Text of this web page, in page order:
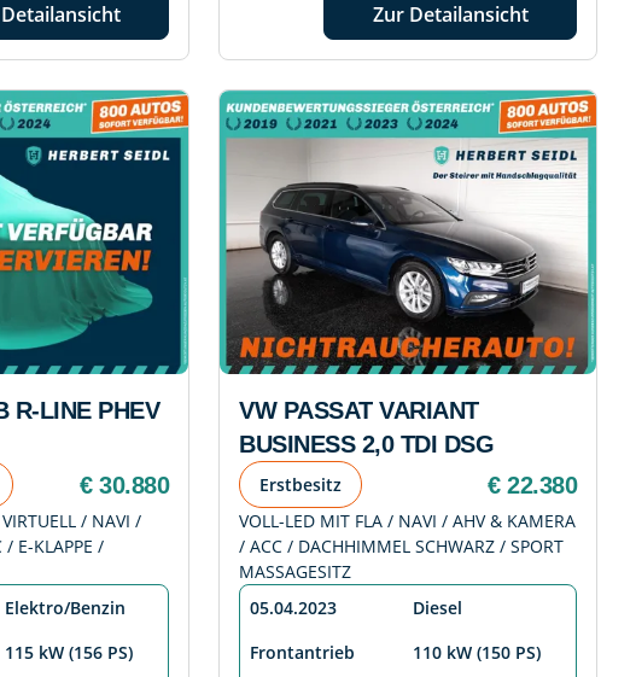
Zur Detailansicht
R-LINE PHEV
€ 30.880
/ NAVI /
/ E-KLAPPE /
Elektro/Benzin
115 kW (156 PS)
VW PASSAT VARIANT
BUSINESS 2,0 TDI DSG
Erstbesitz € 22.380
VOLL-LED MIT FLA / NAVI / AHV & KAMERA
/ ACC / DACHHIMMEL SCHWARZ / SPORT
MASSAGESITZ
05.04.2023
Diesel
Frontantrieb
110 kW (150 PS)